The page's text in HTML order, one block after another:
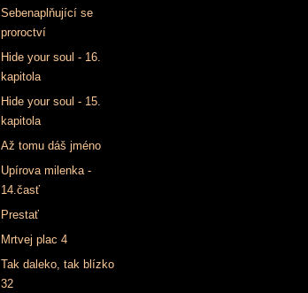
Sebenaplňující se
proroctví
Hide your soul - 16.
kapitola
Hide your soul - 15.
kapitola
Až tomu dáš jméno
Upírova milenka -
14.časť
Prestať
Mrtvej plac 4
Tak daleko, tak blízko
32